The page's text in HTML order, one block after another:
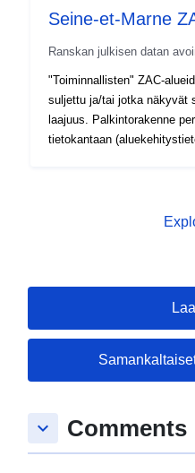
Seine-et-Marne
Ranskan julkisen datan
"Toiminnallisten" ZAC-
suljettu ja/tai jotka näkyvät
laajuus. Palkintorakenne perustuu BADORA-
tietokantaan
keyboard_arrow_down Comments